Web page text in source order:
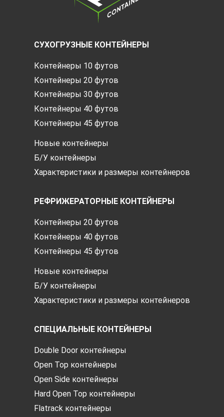
СУХОГРУЗНЫЕ КОНТЕЙНЕРЫ
Контейнеры 10 футов
Контейнеры 20 футов
Контейнеры 30 футов
Контейнеры 40 футов
Контейнеры 45 футов
Новые контейнеры
Б/У контейнеры
Характеристики и размеры контейнеров
РЕФРИЖЕРАТОРНЫЕ КОНТЕЙНЕРЫ
Контейнеры 20 футов
Контейнеры 40 футов
Контейнеры 45 футов
Новые контейнеры
Б/У контейнеры
Характеристики и размеры контейнеров
СПЕЦИАЛЬНЫЕ КОНТЕЙНЕРЫ
Double Door контейнеры
Open Top контейнеры
Open Side контейнеры
Hard Open Top контейнеры
Flatrack контейнеры